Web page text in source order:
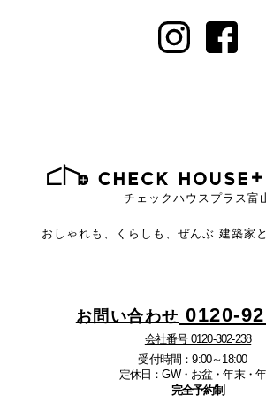
チェックハウスプラス富
おしゃれも、くらしも、ぜんぶ 建築家
お問い合わせ 0120-
会社番号 0120-302-238
受付時間：9:00～18:00
定休日：GW・お盆・年末・
完全予約制